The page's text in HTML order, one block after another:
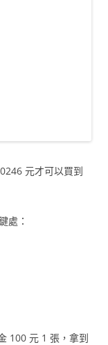
元才可以買到
處：
100 元 1 張，拿到